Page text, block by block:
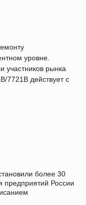
уровне.
участников рынка
7721B действует с
более 30
предприятий России